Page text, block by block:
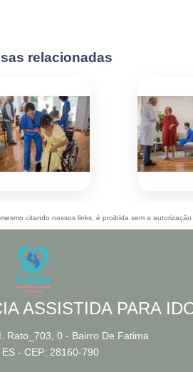
relacionadas
citando nossos links, é proibida sem a
ASSISTIDA PARA
Rato_703, 0 - Bairro De Fatima
- CEP: 28160-790